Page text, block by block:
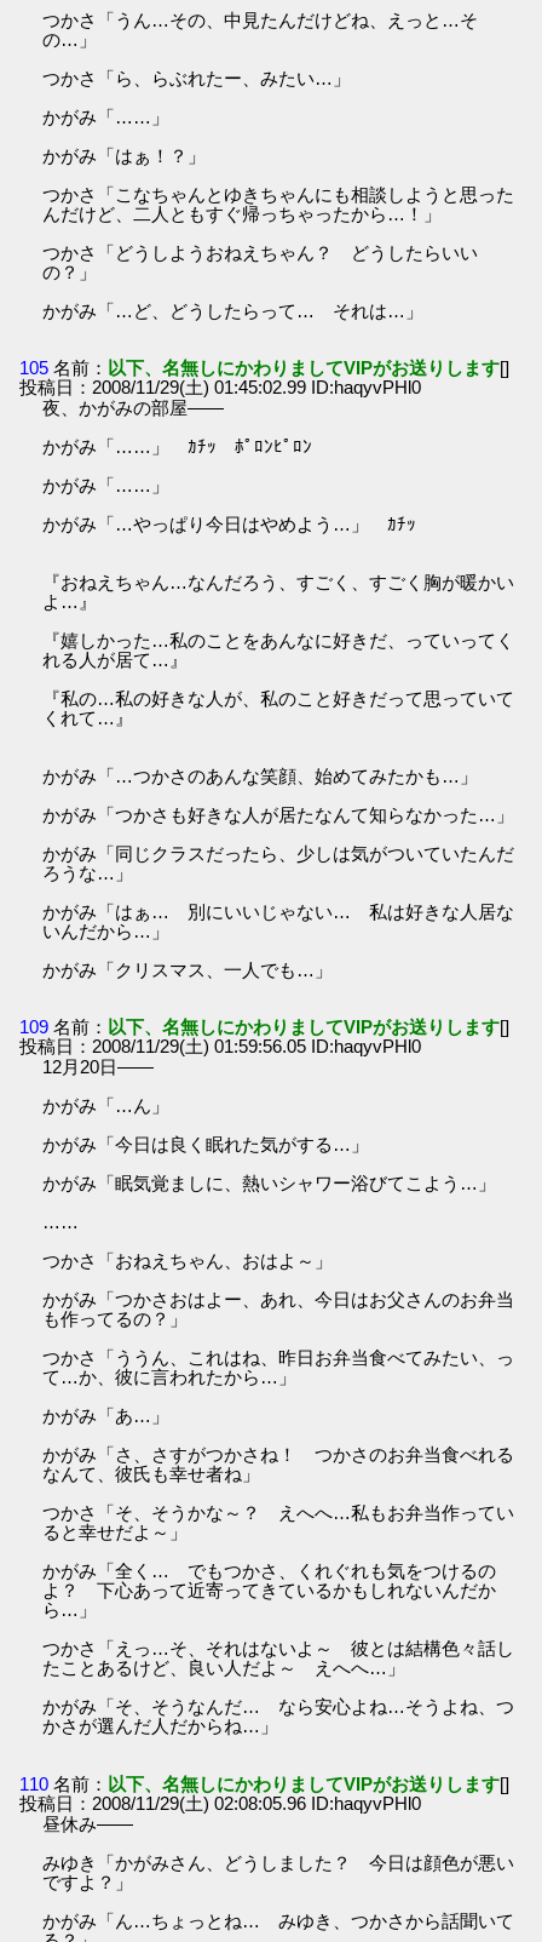
つかさ「うん…その、中見たんだけどね、えっと…そ
の…」
つかさ「ら、らぶれたー、みたい…」
かがみ「……」
かがみ「はぁ！？」
つかさ「こなちゃんとゆきちゃんにも相談しようと思った
んだけど、二人ともすぐ帰っちゃったから…！」
つかさ「どうしようおねえちゃん？ どうしたらいい
の？」
かがみ「…ど、どうしたらって… それは…」
105 名前： 以下、名無しにかわりましてVIPがお送りします[]
投稿日：2008/11/29(土) 01:45:02.99 ID:haqyvPHl0
夜、かがみの部屋――
かがみ「……」 ｶﾁｯ ﾎﾟﾛﾝﾋﾟﾛﾝ
かがみ「……」
かがみ「…やっぱり今日はやめよう…」 ｶﾁｯ
『おねえちゃん…なんだろう、すごく、すごく胸が暖かい
よ…』
『嬉しかった…私のことをあんなに好きだ、っていってく
れる人が居て…』
『私の…私の好きな人が、私のこと好きだって思っていて
くれて…』
かがみ「…つかさのあんな笑顔、始めてみたかも…」
かがみ「つかさも好きな人が居たなんて知らなかった…」
かがみ「同じクラスだったら、少しは気がついていたんだ
ろうな…」
かがみ「はぁ… 別にいいじゃない… 私は好きな人居な
いんだから…」
かがみ「クリスマス、一人でも…」
109 名前： 以下、名無しにかわりましてVIPがお送りします[]
投稿日：2008/11/29(土) 01:59:56.05 ID:haqyvPHl0
12月20日――
かがみ「…ん」
かがみ「今日は良く眠れた気がする…」
かがみ「眠気覚ましに、熱いシャワー浴びてこよう…」
……
つかさ「おねえちゃん、おはよ～」
かがみ「つかさおはよー、あれ、今日はお父さんのお弁当
も作ってるの？」
つかさ「ううん、これはね、昨日お弁当食べてみたい、っ
て…か、彼に言われたから…」
かがみ「あ…」
かがみ「さ、さすがつかさね！ つかさのお弁当食べれる
なんて、彼氏も幸せ者ね」
つかさ「そ、そうかな～？ えへへ…私もお弁当作ってい
ると幸せだよ～」
かがみ「全く… でもつかさ、くれぐれも気をつけるの
よ？ 下心あって近寄ってきているかもしれないんだか
ら…」
つかさ「えっ…そ、それはないよ～ 彼とは結構色々話し
たことあるけど、良い人だよ～ えへへ…」
かがみ「そ、そうなんだ… なら安心よね…そうよね、つ
かさが選んだ人だからね…」
110 名前： 以下、名無しにかわりましてVIPがお送りします[]
投稿日：2008/11/29(土) 02:08:05.96 ID:haqyvPHl0
昼休み――
みゆき「かがみさん、どうしました？ 今日は顔色が悪い
ですよ？」
かがみ「ん…ちょっとね… みゆき、つかさから話聞いて